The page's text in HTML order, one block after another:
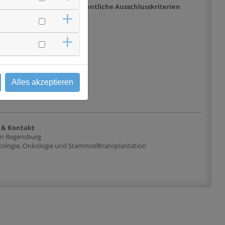
Diagnose eines oben
Bestätigung der
- Alter ab
in einem
Wesentliche Ausschlusskriterien
keine
Kontakt
Regensburg
Onkologie und Stammzelltransplantation
Alles akzeptieren